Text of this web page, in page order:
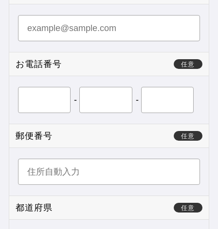
任意
お電話番号
- -
任意
郵便番号
任意
都道府県